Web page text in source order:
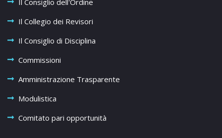
Il Collegio dei Revisori
Il Consiglio di Disciplina
Commissioni
Amministrazione Trasparente
Modulistica
Comitato pari opportunità